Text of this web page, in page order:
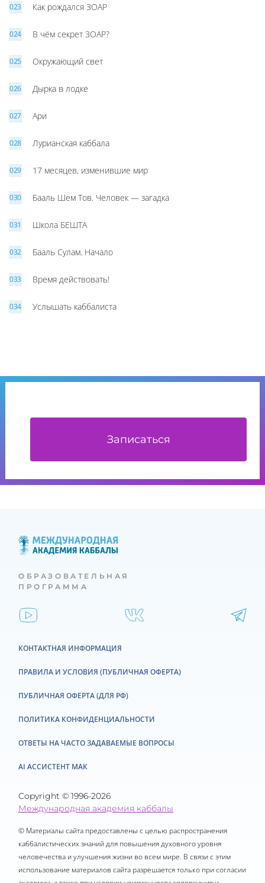
Записаться
Как рождался ЗОАР
В чём секрет ЗОАР?
Окружающий свет
Дырка в лодке
Ари
Лурианская каббала
17 месяцев, изменившие мир
Бааль Шем Тов. Человек — загадка
Школа БЕШТА
Бааль Сулам. Начало
Время действовать!
Услышать каббалиста
ОБРАЗОВАТЕЛЬНАЯ
ПРОГРАММА
Copyright © 1996-2026
Международная академия каббалы
© Материалы сайта предоставлены с целью распространения
каббалистических знаний для повышения духовного уровня
человечества и улучшения жизни во всем мире. В связи с этим
использование материалов сайта разрешается только при согласии
КОНТАКТНАЯ ИНФОРМАЦИЯ
ПРАВИЛА И УСЛОВИЯ (ПУБЛИЧНАЯ ОФЕРТА)
ПУБЛИЧНАЯ ОФЕРТА (ДЛЯ РФ)
ПОЛИТИКА КОНФИДЕНЦИАЛЬНОСТИ
ОТВЕТЫ НА ЧАСТО ЗАДАВАЕМЫЕ ВОПРОСЫ
AI АССИСТЕНТ МАК